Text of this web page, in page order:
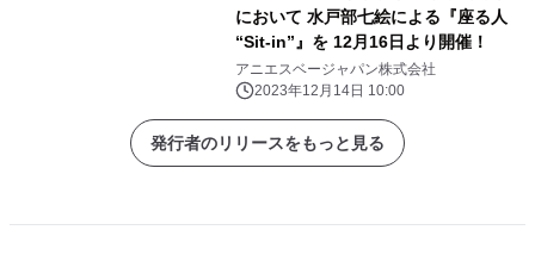
において 水戸部七絵による『座る人
“Sit-in”』を 12月16日より開催！
アニエスベージャパン株式会社
2023年12月14日 10:00
発行者のリリースをもっと見る